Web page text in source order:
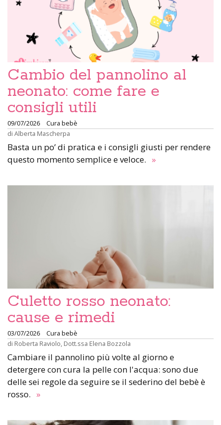
Cambio del pannolino al
neonato: come fare e
consigli utili
09/07/2026
Cura bebè
di Alberta Mascherpa
Basta un po’ di pratica e i consigli giusti per rendere
questo momento semplice e veloce. »
Culetto rosso neonato:
cause e rimedi
03/07/2026
Cura bebè
di Roberta Raviolo, Dott.ssa Elena Bozzola
Cambiare il pannolino più volte al giorno e
detergere con cura la pelle con l'acqua: sono due
delle sei regole da seguire se il sederino del bebè è
rosso. »